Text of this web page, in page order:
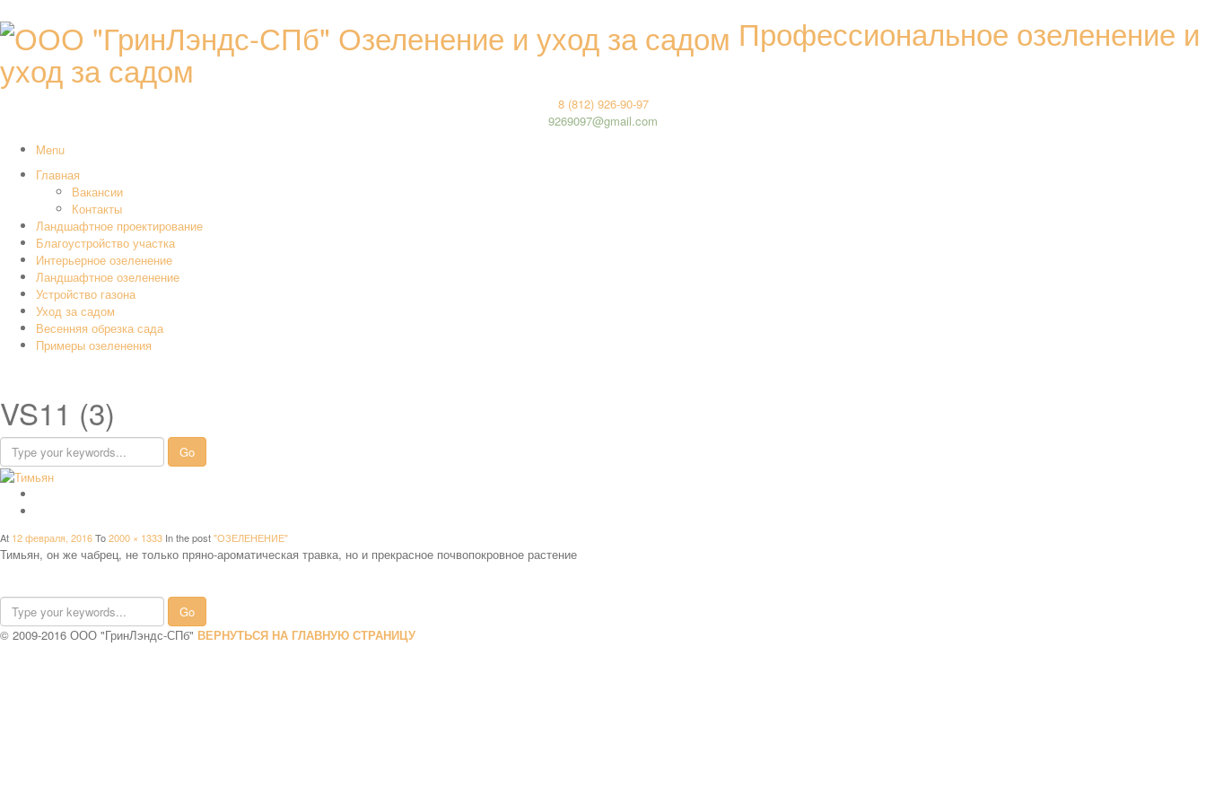
Профессиональное озеленение и
уход за садом
8 (812) 926-90-97
9269097@gmail.com
Menu
Главная
Вакансии
Контакты
Ландшафтное проектирование
Благоустройство участка
Интерьерное озеленение
Ландшафтное озеленение
Устройство газона
Уход за садом
Весенняя обрезка сада
Примеры озеленения
VS11 (3)
At 12 февраля, 2016To2000 × 1333 In the post"ОЗЕЛЕНЕНИЕ"
Тимьян, он же чабрец, не только пряно-ароматическая травка, но и прекрасное почвопокровное растение
© 2009-2016 ООО "ГринЛэндс-СПб" ВЕРНУТЬСЯ НА ГЛАВНУЮ СТРАНИЦУ